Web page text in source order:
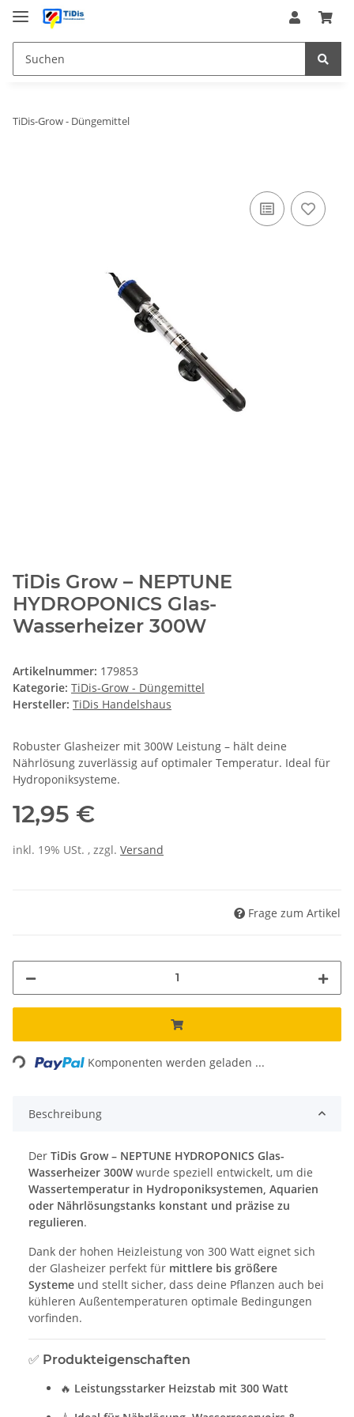
TiDis-Grow - Düngemittel
TiDis Grow – NEPTUNE
HYDROPONICS Glas-
Wasserheizer 300W
Artikelnummer: 179853
Kategorie: TiDis-Grow - Düngemittel
Hersteller: TiDis Handelshaus
Robuster Glasheizer mit 300W Leistung – hält deine
Nährlösung zuverlässig auf optimaler Temperatur. Ideal für
Hydroponiksysteme.
12,95 €
inkl. 19% USt. , zzgl. Versand
Frage zum Artikel
Loading... Komponenten werden geladen ...
Beschreibung
Der TiDis Grow – NEPTUNE HYDROPONICS Glas-
Wasserheizer 300W wurde speziell entwickelt, um die
Wassertemperatur in Hydroponiksystemen, Aquarien
oder Nährlösungstanks konstant und präzise zu
regulieren.
Dank der hohen Heizleistung von 300 Watt eignet sich
der Glasheizer perfekt für mittlere bis größere
Systeme und stellt sicher, dass deine Pflanzen auch bei
kühleren Außentemperaturen optimale Bedingungen
vorfinden.
✅ Produkteigenschaften
🔥 Leistungsstarker Heizstab mit 300 Watt